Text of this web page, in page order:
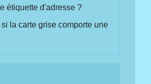
étiquette d'adresse ?
la carte grise comporte une